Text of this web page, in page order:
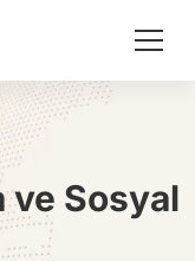
ve Sosyal